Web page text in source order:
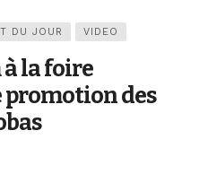
DU JOUR VIDEO
la foire
promotion des